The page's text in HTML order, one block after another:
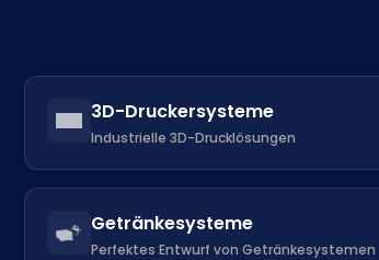
3D-Druckersysteme
Industrielle 3D-Drucklösungen
Getränkesysteme
Perfektes Entwurf von Getränkesystemen